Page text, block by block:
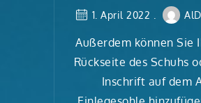
1. April 2022
Außerdem können Sie
Rückseite des Schuhs
Inschrift auf dem